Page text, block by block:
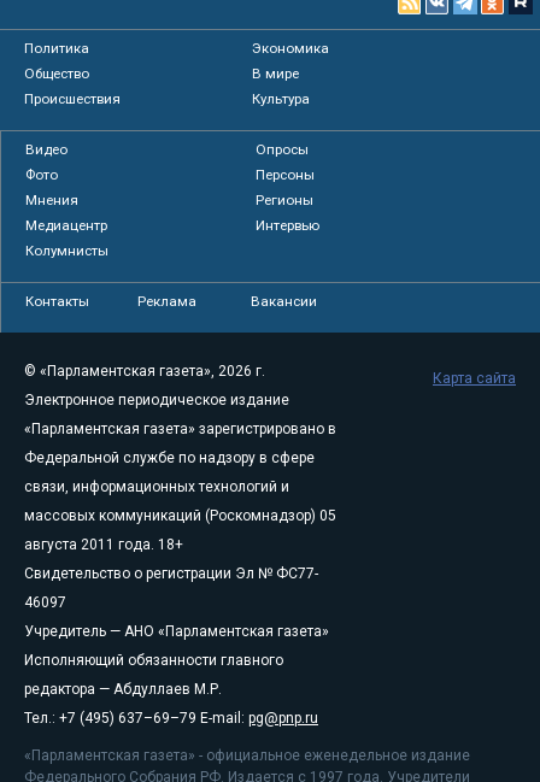
Политика
Экономика
Общество
В мире
Происшествия
Культура
Видео
Опросы
Фото
Персоны
Мнения
Регионы
Медиацентр
Интервью
Колумнисты
Контакты Реклама Вакансии
© «Парламентская газета», 2026 г.
Электронное периодическое издание
«Парламентская газета» зарегистрировано в
Федеральной службе по надзору в сфере
связи, информационных технологий и
массовых коммуникаций (Роскомнадзор) 05
августа 2011 года. 18+
Свидетельство о регистрации Эл № ФС77-
46097
Учредитель — АНО «Парламентская газета»
Исполняющий обязанности главного
редактора — Абдуллаев М.Р.
Тел.: +7 (495) 637–69–79 E-mail: pg@pnp.ru
«Парламентская газета» - официальное еженедельное издание
Федерального Собрания РФ. Издается с 1997 года. Учредители
Карта сайта